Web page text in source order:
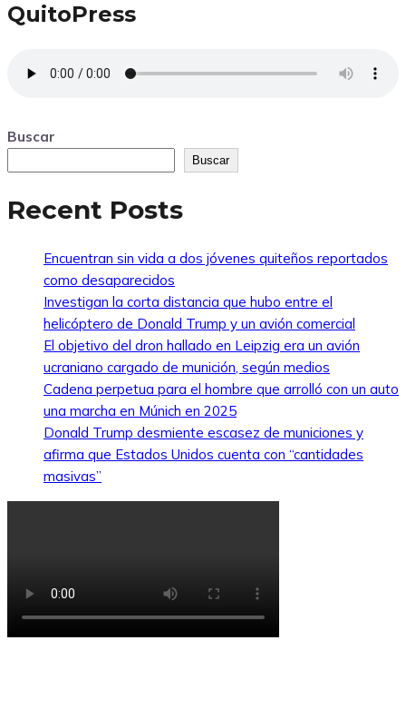
QuitoPress
Buscar
Buscar
Recent Posts
Encuentran sin vida a dos jóvenes quiteños reportados
como desaparecidos
Investigan la corta distancia que hubo entre el
helicóptero de Donald Trump y un avión comercial
El objetivo del dron hallado en Leipzig era un avión
ucraniano cargado de munición, según medios
Cadena perpetua para el hombre que arrolló con un auto
una marcha en Múnich en 2025
Donald Trump desmiente escasez de municiones y
afirma que Estados Unidos cuenta con “cantidades
masivas”